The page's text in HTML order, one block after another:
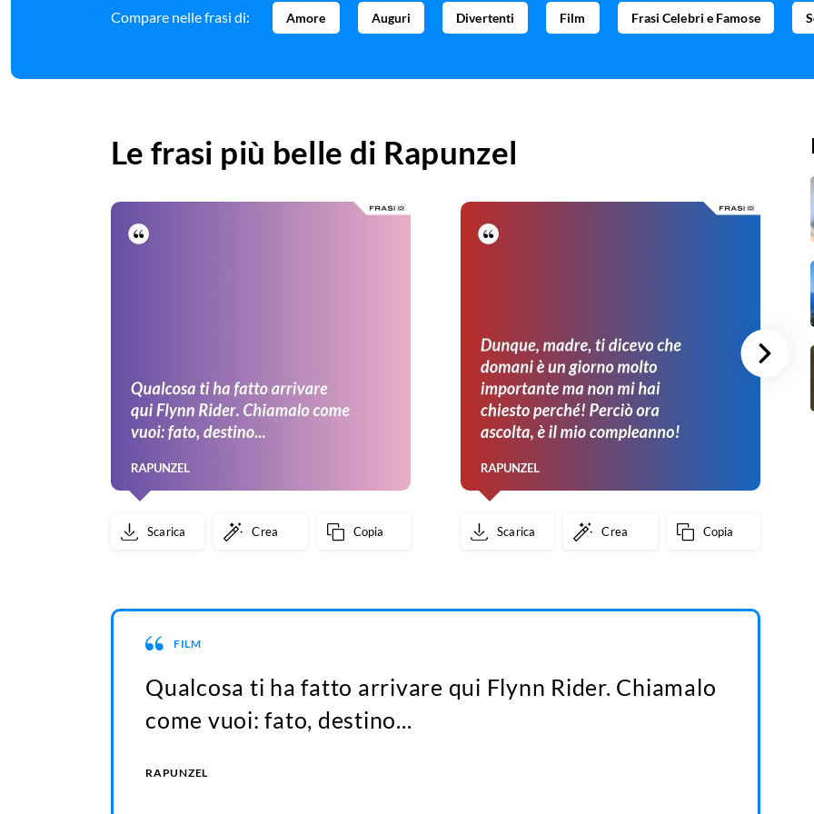
Compare nelle frasi di: Amore Auguri Divertenti Film Frasi Celebri e Famose
Le frasi più belle di Rapunzel
Scarica Crea Copia Scarica Crea Copia
FILM
Qualcosa ti ha fatto arrivare qui Flynn Rider. Chiamalo
come vuoi: fato, destino...
RAPUNZEL